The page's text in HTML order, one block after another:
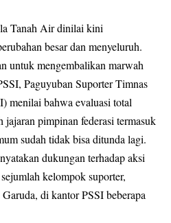
Tanah Air dinilai kini
besar dan menyeluruh.
untuk mengembalikan marwah
Paguyuban Suporter Timnas
menilai bahwa evaluasi total
jajaran pimpinan federasi termasuk
sudah tidak bisa ditunda lagi.
dukungan terhadap aksi
kelompok suporter,
di kantor PSSI beberapa